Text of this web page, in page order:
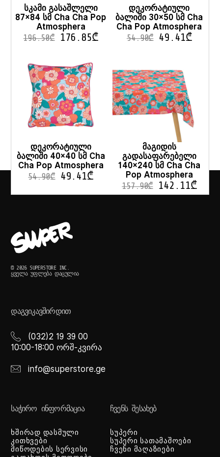
სკამი გასაშლელი
87×84 სმ Cha Cha Pop
Atmosphera
196.50₾ 176.85₾
დეკორატიული
ბალიში 30×50 სმ Cha
Cha Pop Atmosphera
54.90₾ 49.41₾
დეკორატიული
ბალიში 40×40 სმ Cha
Cha Pop Atmosphera
54.90₾ 49.41₾
მაგიდის
გადასაფარებელი
140×240 სმ Cha Cha
Pop Atmosphera
157.90₾ 142.11₾
© 2026 SUPERSTORE INC.
ᲧᲕᲔᲚᲐ ᲣᲤᲚᲔᲑᲐ ᲓᲐᲪᲣᲚᲘᲐ
ᲓᲐᲒᲕᲘᲙᲐᲕᲨᲘᲠᲓᲘᲗ
(032)2 19 39 00
10:00-18:00 ორშ-კვირა
info@superstore.ge
ᲡᲐᲭᲘᲠᲝ ᲘᲜᲤᲝᲠᲛᲐᲪᲘᲐ
ხშირად დასმული
კითხვები
მიწოდების სერვისი
ᲩᲕᲔᲜᲡ ᲨᲔᲡᲐᲮᲔᲑ
სუპერი
სუპერი სათამაშოები
ჩვენი მაღაზიები